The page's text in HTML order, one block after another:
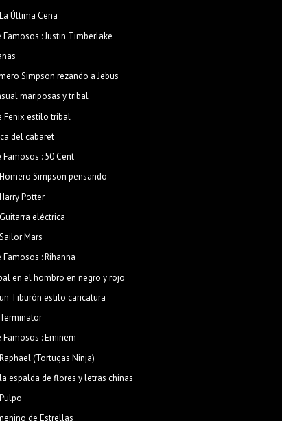
Última Cena
Famosos : Justin Timberlake
Simpson rezando a Jebus
mariposas y tribal
Fenix estilo tribal
del cabaret
Famosos : 50 Cent
Simpson pensando
Potter
eléctrica
Mars
: Rihanna
en el hombro en negro y rojo
Tiburón estilo caricatura
Famosos : Eminem
(Tortugas Ninja)
espalda de flores y letras chinas
de Estrellas